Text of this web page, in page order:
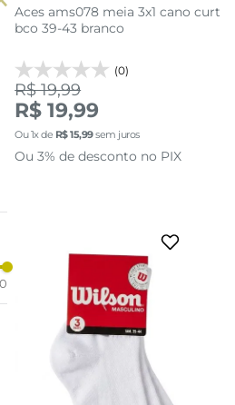
Aces ams078 meia 3x1 cano curt
bco 39-43 branco
(0)
R$ 19,99
R$ 19,99
Ou1x de R$15,99sem juros
Ou 3% de desconto no PIX
adicionar a sacola